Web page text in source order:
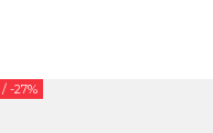
/ -27%